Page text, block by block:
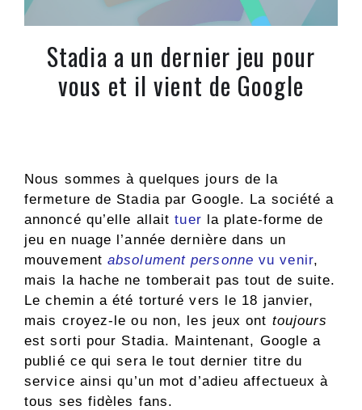
Stadia a un dernier jeu pour
vous et il vient de Google
Nous sommes à quelques jours de la
fermeture de Stadia par Google. La société a
annoncé qu’elle allaittuer la plate-forme de
jeu en nuage l’année dernière dans un
mouvement absolument personne vu venir,
mais la hache ne tomberait pas tout de suite.
Le chemin a été torturé vers le 18 janvier,
mais croyez-le ou non, les jeux ont toujours
est sorti pour Stadia. Maintenant, Google a
publié ce qui sera le tout dernier titre du
service ainsi qu’un mot d’adieu affectueux à
tous ses fidèles fans.